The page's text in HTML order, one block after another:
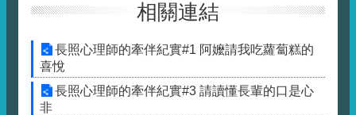
相關連結
長照心理師的牽伴紀實#1 阿嬤請我吃蘿蔔糕的
喜悅
長照心理師的牽伴紀實#3 請讀懂長輩的口是心
非